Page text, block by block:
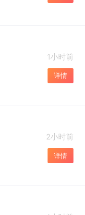
1小时前
详情
2小时前
详情